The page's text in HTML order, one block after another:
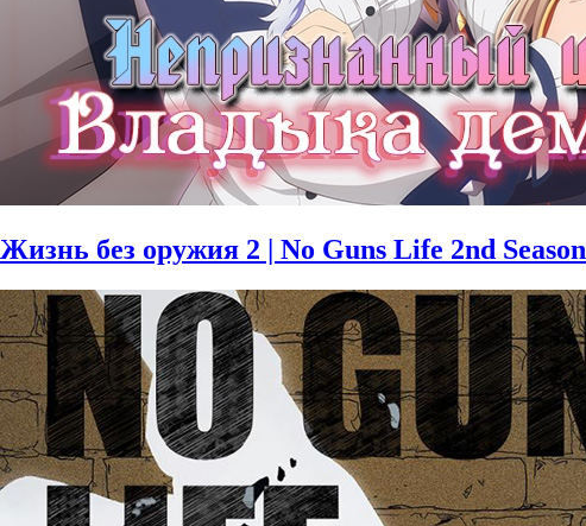
Жизнь без оружия 2 | No Guns Life 2nd Season